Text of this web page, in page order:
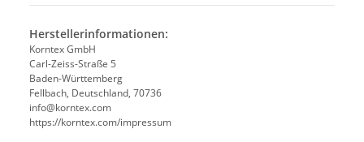
Herstellerinformationen:
Korntex GmbH
Carl-Zeiss-Straße 5
Baden-Württemberg
Fellbach, Deutschland, 70736
info@korntex.com
https://korntex.com/impressum